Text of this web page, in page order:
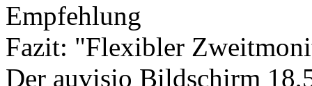
Empfehlung
Fazit: "Flexibler
Der auvisio Bildschirm